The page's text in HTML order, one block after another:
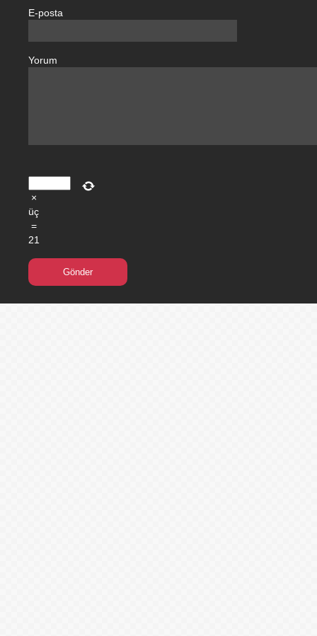
E-posta
Yorum
×
üç
=
21